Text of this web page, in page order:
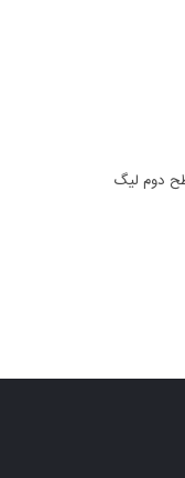
دوم لیگ